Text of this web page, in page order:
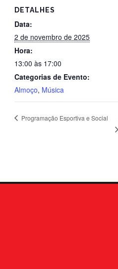
DETALHES
Data:
2 de novembro de 2025
Hora:
13:00 às 17:00
Categorias de Evento:
Almoço, Música
Programação Esportiva e Social